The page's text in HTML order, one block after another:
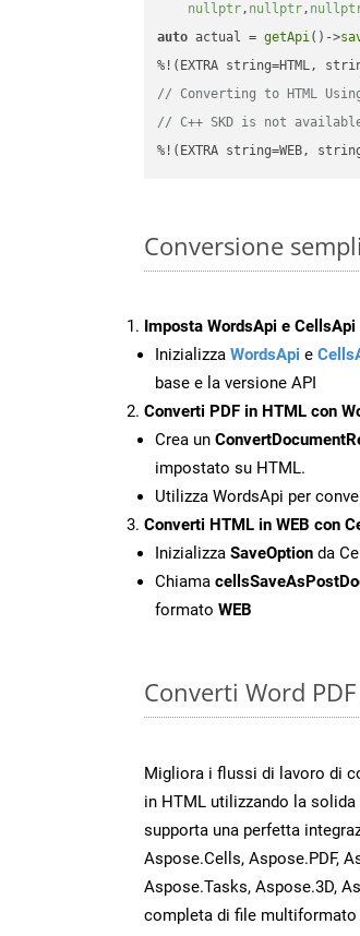
nullptr, nullptr,
auto actual = getApi()->
// Converting to HTML Using
// C++ SKD is not
%!(EXTRA string=WEB,
Conversione
Imposta WordsApi e CellsApi
Inizializza WordsApi e
base e la versione API
Converti PDF in HTML con
Crea un
impostato su HTML.
Utilizza WordsApi per
Converti HTML in WEB con
Inizializza SaveOption da
Chiama
formato WEB
Converti Word
Migliora i flussi di lavoro di
in HTML utilizzando la
supporta una perfetta
Aspose.Cells, Aspose.PDF,
Aspose.Tasks, Aspose.3D,
completa di file